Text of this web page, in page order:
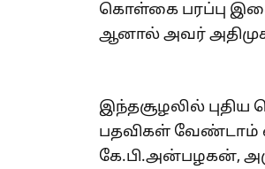
கொள்கை பரப்பு
ஆனால் அவர்
இந்தசூழலில்
பதவிகள் வேண்டாம்
கே.பி.அன்பழகன்,